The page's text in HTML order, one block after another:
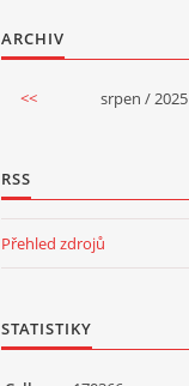
ARCHIV
<< srpen / 2025
RSS
Přehled zdrojů
STATISTIKY